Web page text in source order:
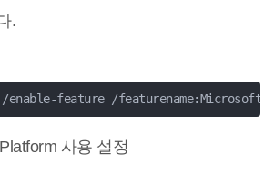
.
feature /featurename:Microsoft-
사용 설정